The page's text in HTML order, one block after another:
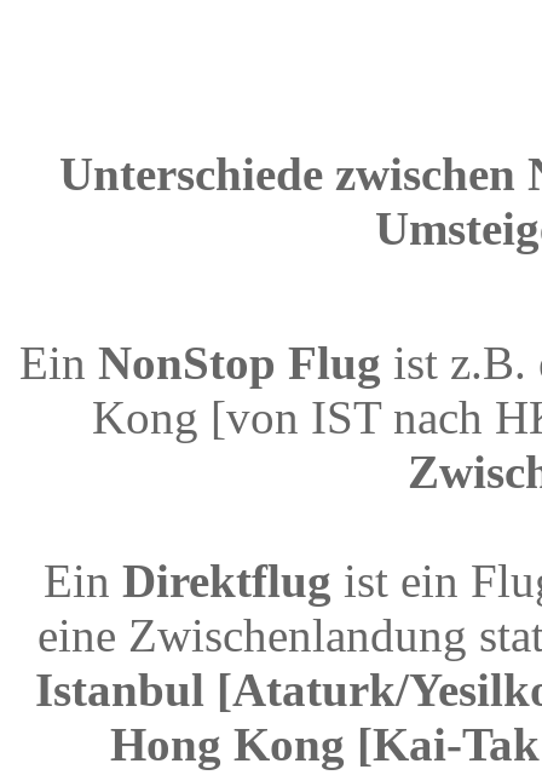
Unterschiede
Ein NonStop Flug ist z.B.
Kong [von IST nach
Ein Direktflug ist ein
eine Zwischenlandung
Istanbul [Ataturk/
Hong Kong [Kai-